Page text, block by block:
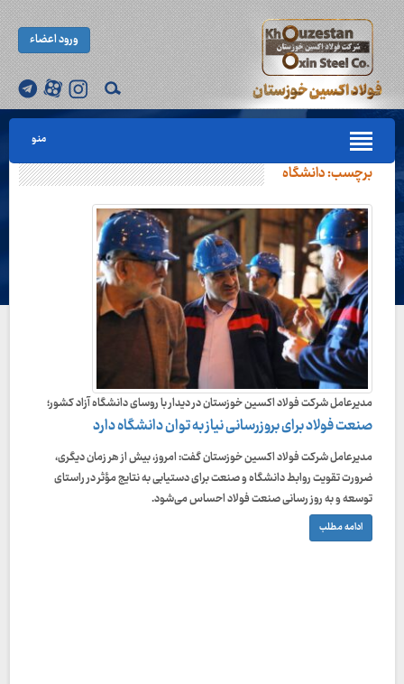
ورود اعضاء
منو
برچسب:دانشگاه
مدیرعامل شرکت فولاد اکسین خوزستان در دیدار با روسای دانشگاه آزاد کشور؛
صنعت فولاد برای بروزرسانی نیاز به توان دانشگاه دارد
مدیرعامل شرکت فولاد اکسین خوزستان گفت: امروز، بیش از هر زمان دیگری،
ضرورت تقویت روابط دانشگاه و صنعت برای دستیابی به نتایج مؤثر در راستای
توسعه و به روز رسانی صنعت فولاد احساس می‌شود.
ادامه مطلب